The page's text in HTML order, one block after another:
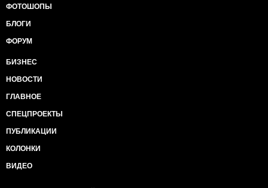
ФОТОШОПЫ
БЛОГИ
ФОРУМ
БИЗНЕС
НОВОСТИ
ГЛАВНОЕ
СПЕЦПРОЕКТЫ
ПУБЛИКАЦИИ
КОЛОНКИ
ВИДЕО